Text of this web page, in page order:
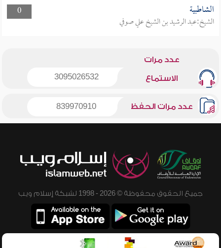
0
الشاطبية
الشيخ:عبد الرشيد بن الشيخ علي صوفي
عدد مرات
الاستماع 3095026532
عدد مرات الحفظ 839970910
جميع الحقوق محفوظة © 2026 - 1998 لشبكة إسلام ويب